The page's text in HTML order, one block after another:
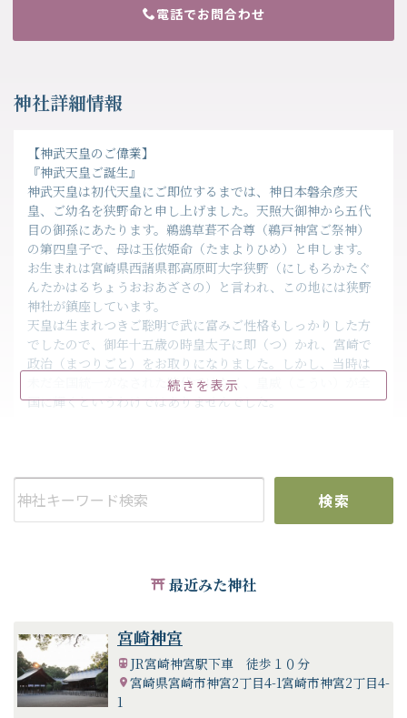
電話でお問合わせ
神社詳細情報
【神武天皇のご偉業】
『神武天皇ご誕生』
神武天皇は初代天皇にご即位するまでは、神日本磐余彦天
皇、ご幼名を狭野命と申し上げました。天照大御神から五代
目の御孫にあたります。鵜鷀草葺不合尊（鵜戸神宮ご祭神）
の第四皇子で、母は玉依姫命（たまよりひめ）と申します。
お生まれは宮崎県西諸県郡高原町大字狭野（にしもろかたぐ
んたかはるちょうおおあざさの）と言われ、この地には狭野
神社が鎮座しています。
天皇は生まれつきご聡明で武に富みご性格もしっかりした方
でしたので、御年十五歳の時皇太子に即（つ）かれ、宮崎で
政治（まつりごと）をお取りになりました。しかし、当時は
未だ全国統一がなされた時代ではなく、皇威（こうい）が全
国に輝くというわけではありませんでした。
明治31年二条基弘（にじょうもとひろ）公爵、島津忠亮（し
まづただあきら）伯爵、高木兼寛（たかきかねひろ）男爵ら
らのご下賜（かし）金や政府の改築費（7年間）なども支出さ
れ、明治40年9月に竣工となりました。
『皇紀二千六百年（昭和15年）の拡張』
昭和15年は神武天皇ご即位後二千六百年の佳節にあたり、肇
国の歴史を偲び寿ぐために、紀元二千六百年奉祝会（総裁・
秩父宮雍仁親王（ちちぶのみややすひとしんのう）、副総
裁・近衛文麿（このえふみまろ）、会長・徳川家達（とくが
続きを表示
検索
最近みた神社
宮崎神宮
JR宮崎神宮駅下車 徒歩１０分
宮崎県宮崎市神宮2丁目4-1宮崎市神宮2丁目4-
1